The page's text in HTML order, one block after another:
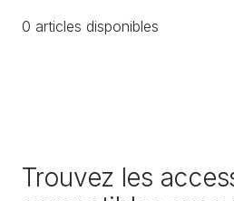
0 articles disponibles
Trouvez les